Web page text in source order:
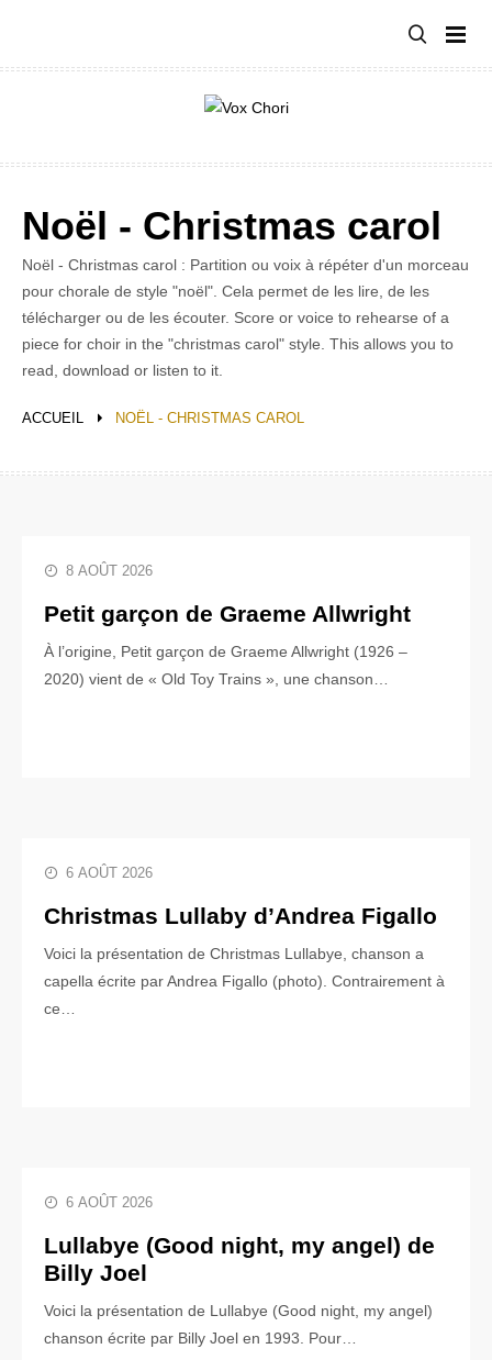
contenu
ACCUEIL NOËL - CHRISTMAS CAROL
Noël - Christmas carol
Noël - Christmas carol : Partition ou voix à répéter d'un morceau
pour chorale de style "noël". Cela permet de les lire, de les
télécharger ou de les écouter. Score or voice to rehearse of a
piece for choir in the "christmas carol" style. This allows you to
read, download or listen to it.
8 AOÛT 2026
Petit garçon de Graeme Allwright
À l’origine, Petit garçon de Graeme Allwright (1926 –
2020) vient de « Old Toy Trains », une chanson…
6 AOÛT 2026
Christmas Lullaby d’Andrea Figallo
Voici la présentation de Christmas Lullabye, chanson a
capella écrite par Andrea Figallo (photo). Contrairement à
ce…
6 AOÛT 2026
Lullabye (Good night, my angel) de
Billy Joel
Voici la présentation de Lullabye (Good night, my angel)
chanson écrite par Billy Joel en 1993. Pour…